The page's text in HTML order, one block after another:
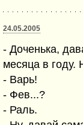
24.05.2005
- Доченька,
месяца в году.
- Варь!
- Фев...?
- Раль.